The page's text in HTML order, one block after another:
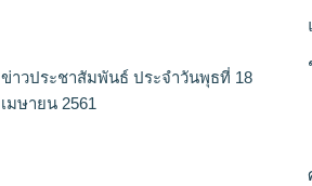
ข่าวประชาสัมพันธ์ ประจำวันพุธที่ 18
เมษายน 2561